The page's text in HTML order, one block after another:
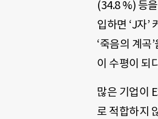
(34.8 %) 등
입하면 ‘J자’
‘죽음의 계곡
이 수평이 되
많은 기업이
로 적합하지